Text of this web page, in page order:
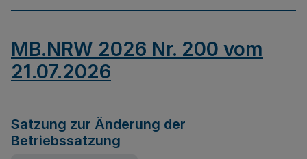
MB.NRW 2026 Nr. 200 vom
21.07.2026
Satzung zur Änderung der
Betriebssatzung